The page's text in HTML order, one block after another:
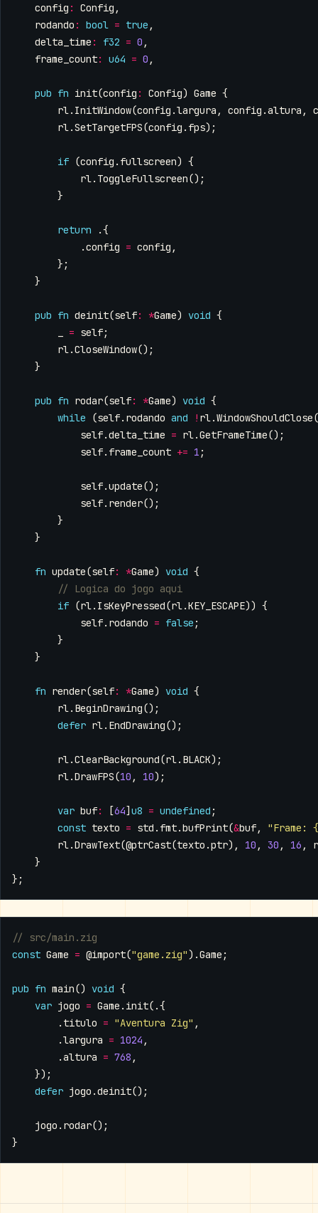
config : Config ,
rodando : bool = true ,
delta_time : f32 = 0 ,
frame_count: u64 = 0 ,
pub fn init(config : Config) Game {
rl . InitWindow(config .largura , config .altura ,
rl .SetTargetFPS(config . fps);
if (config . fullscreen) {
rl . ToggleFullscreen();
}
return
.{
.config = config ,
};
}
pub fn deinit(self: *Game) void {
= self;
rl .CloseWindow();
}
pub fn rodar(self: *Game) void {
while
(self. rodando and ! rl .WindowShouldClose
self.delta_time = rl .GetFrameTime();
self. frame_count += 1 ;
self.update();
self. render();
}
}
fn update(self: *Game) void {
if (rl . IsKeyPressed(rl .KEY_ESCAPE)) {
self. rodando = false ;
}
}
fn render(self: *Game) void {
rl . BeginDrawing();
defer rl . EndDrawing();
rl .ClearBackground(rl . BLACK);
rl .DrawFPS(10 , 10);
var buf: [64] u8 = undefined ;
const texto = std . fmt.bufPrint(&buf,
"Frame:
rl .DrawText(@ptrCast(texto .ptr), 10 , 30 , 16 ,
}
};
const Game = @import("game.zig").Game ;
pub fn main() void {
var jogo = Game . init(.{
. titulo = "Aventura Zig" ,
.largura = 1024 ,
.altura = 768 ,
});
defer jogo .deinit();
jogo . rodar();
}